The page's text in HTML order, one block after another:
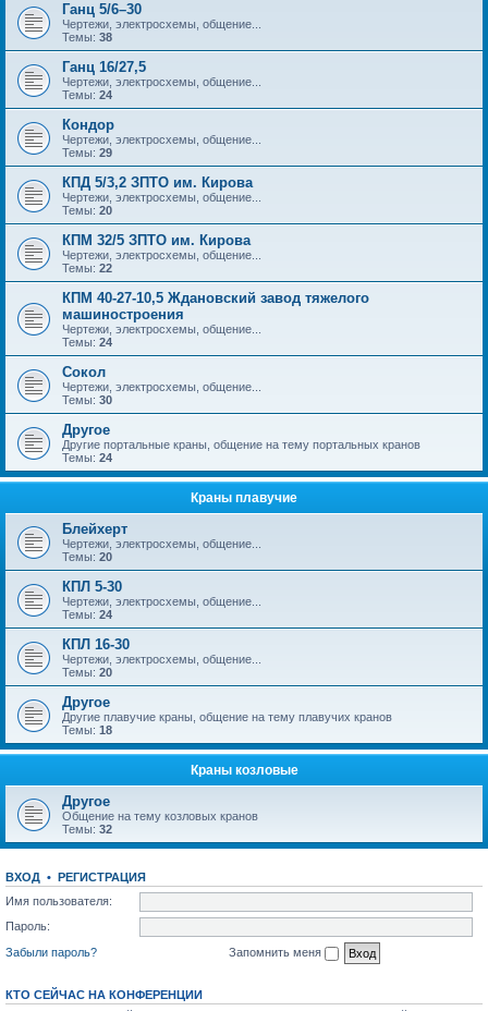
Ганц 5/6–30
Чертежи, электросхемы, общение...
Темы: 38
Ганц 16/27,5
Чертежи, электросхемы, общение...
Темы: 24
Кондор
Чертежи, электросхемы, общение...
Темы: 29
КПД 5/3,2 ЗПТО им. Кирова
Чертежи, электросхемы, общение...
Темы: 20
КПМ 32/5 ЗПТО им. Кирова
Чертежи, электросхемы, общение...
Темы: 22
КПМ 40-27-10,5 Ждановский завод тяжелого
машиностроения
Чертежи, электросхемы, общение...
Темы: 24
Сокол
Чертежи, электросхемы, общение...
Темы: 30
Другое
Другие портальные краны, общение на тему портальных кранов
Темы: 24
Краны плавучие
Блейхерт
Чертежи, электросхемы, общение...
Темы: 20
КПЛ 5-30
Чертежи, электросхемы, общение...
Темы: 24
КПЛ 16-30
Чертежи, электросхемы, общение...
Темы: 20
Другое
Другие плавучие краны, общение на тему плавучих кранов
Темы: 18
Краны козловые
Другое
Общение на тему козловых кранов
Темы: 32
ВХОД • РЕГИСТРАЦИЯ
Имя пользователя:
Пароль:
Забыли пароль?
Запомнить меня
КТО СЕЙЧАС НА КОНФЕРЕНЦИИ